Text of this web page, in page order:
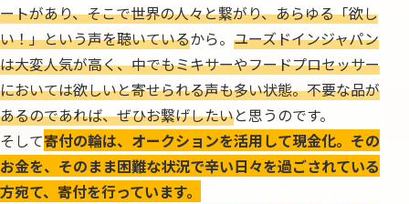
ートがあり、そこで世界の人々と繋がり、あらゆる「欲し
い！」という声を聴いているから。 ユーズドインジャパン
は大変人気が高く、中でもミキサーやフードプロセッサー
においては欲しいと寄せられる声も多い状態。不要な品が
あるのであれば、ぜひお繋げしたいと思うのです。
そして寄付の輪は、オークションを活用して現金化。その
お金を、そのまま困難な状況で辛い日々を過ごされている
方宛て、寄付を行っています。